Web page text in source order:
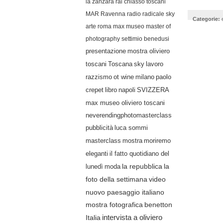
la zanzara rai chiasso toscani
MAR Ravenna radio radicale sky
arte roma max museo master of
photography settimio benedusi
presentazione mostra oliviero
toscani
Toscana sky lavoro
razzismo ot wine milano paolo
crepet libro napoli SVIZZERA
max museo oliviero toscani
neverendingphotomasterclass
pubblicità luca sommi
masterclass mostra moriremo
eleganti il fatto quotidiano del
lunedì moda la repubblica la
foto della settimana video
nuovo paesaggio italiano
mostra fotografica benetton
Italia intervista a oliviero
Categorie: